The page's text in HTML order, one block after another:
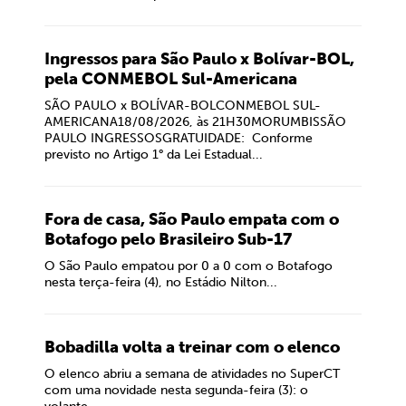
Ingressos para São Paulo x Bolívar-BOL,
pela CONMEBOL Sul-Americana
SÃO PAULO x BOLÍVAR-BOLCONMEBOL SUL-
AMERICANA18/08/2026, às 21H30MORUMBISSÃO
PAULO INGRESSOSGRATUIDADE: Conforme
previsto no Artigo 1° da Lei Estadual...
Fora de casa, São Paulo empata com o
Botafogo pelo Brasileiro Sub-17
O São Paulo empatou por 0 a 0 com o Botafogo
nesta terça-feira (4), no Estádio Nilton...
Bobadilla volta a treinar com o elenco
O elenco abriu a semana de atividades no SuperCT
com uma novidade nesta segunda-feira (3): o